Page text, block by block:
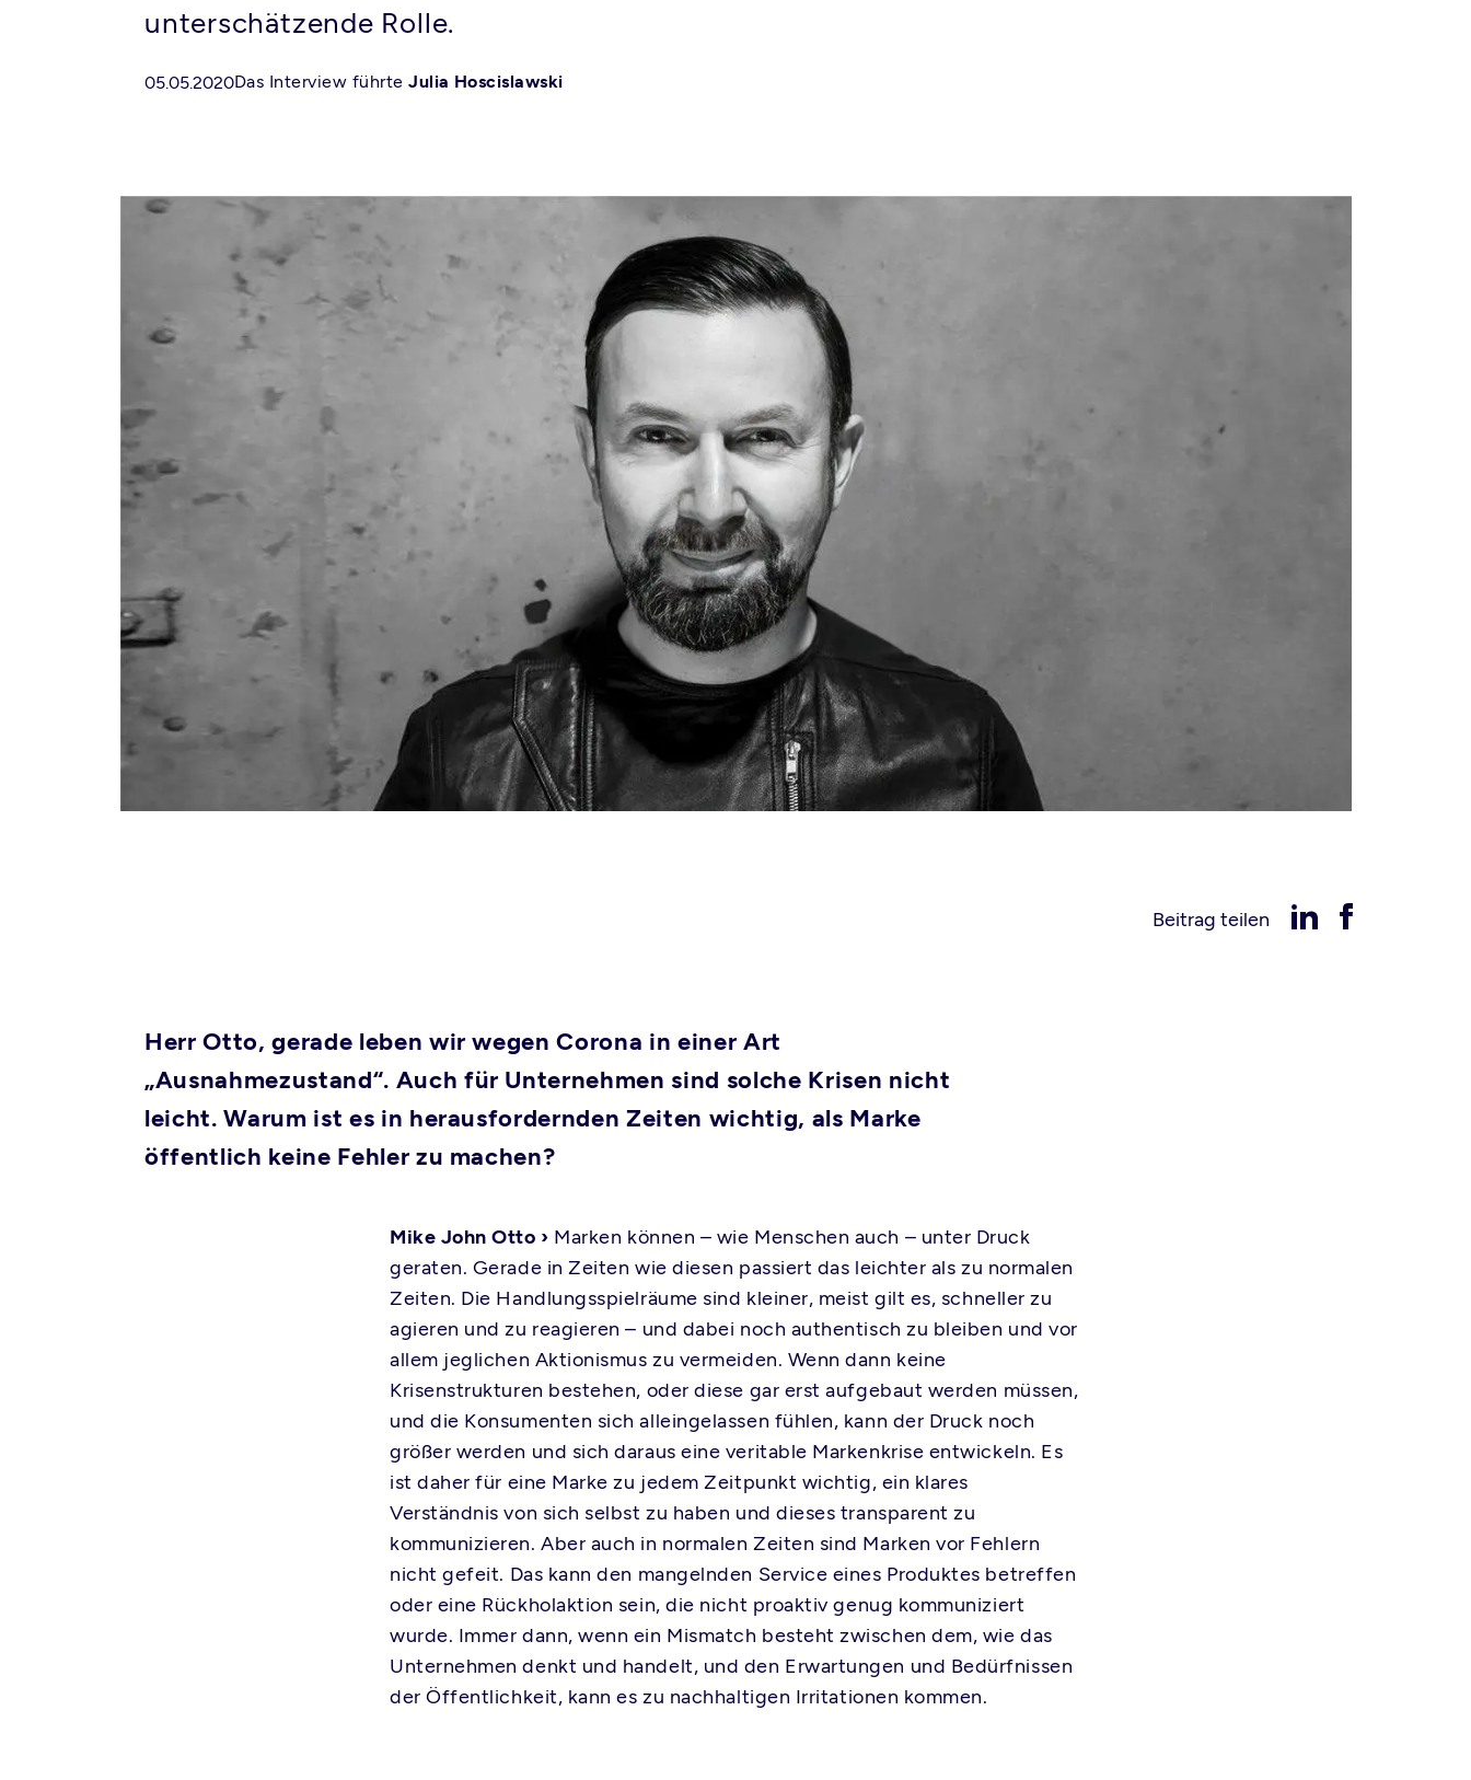
unterschätzende Rolle.
05.05.2020Das Interview führteJulia Hoscislawski
Beitrag teilen
Herr Otto, gerade leben wir wegen Corona in einer Art
„Ausnahmezustand“. Auch für Unternehmen sind solche Krisen nicht
leicht. Warum ist es in herausfordernden Zeiten wichtig, als Marke
öffentlich keine Fehler zu machen?
Mike John Otto › Marken können – wie Menschen auch – unter Druck
geraten. Gerade in Zeiten wie diesen passiert das leichter als zu normalen
Zeiten. Die Handlungsspielräume sind kleiner, meist gilt es, schneller zu
agieren und zu reagieren – und dabei noch authentisch zu bleiben und vor
allem jeglichen Aktionismus zu vermeiden. Wenn dann keine
Krisenstrukturen bestehen, oder diese gar erst aufgebaut werden müssen,
und die Konsumenten sich alleingelassen fühlen, kann der Druck noch
größer werden und sich daraus eine veritable Markenkrise entwickeln. Es
ist daher für eine Marke zu jedem Zeitpunkt wichtig, ein klares
Verständnis von sich selbst zu haben und dieses transparent zu
kommunizieren. Aber auch in normalen Zeiten sind Marken vor Fehlern
nicht gefeit. Das kann den mangelnden Service eines Produktes betreffen
oder eine Rückholaktion sein, die nicht proaktiv genug kommuniziert
wurde. Immer dann, wenn ein Mismatch besteht zwischen dem, wie das
Unternehmen denkt und handelt, und den Erwartungen und Bedürfnissen
der Öffentlichkeit, kann es zu nachhaltigen Irritationen kommen.